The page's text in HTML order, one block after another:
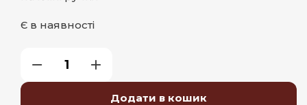
Є в наявності
Додати в кошик